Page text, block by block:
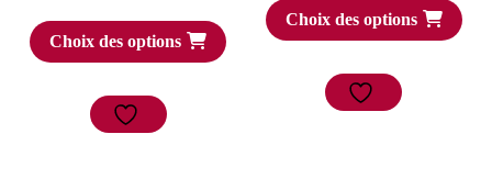
Choix des options
Choix des options